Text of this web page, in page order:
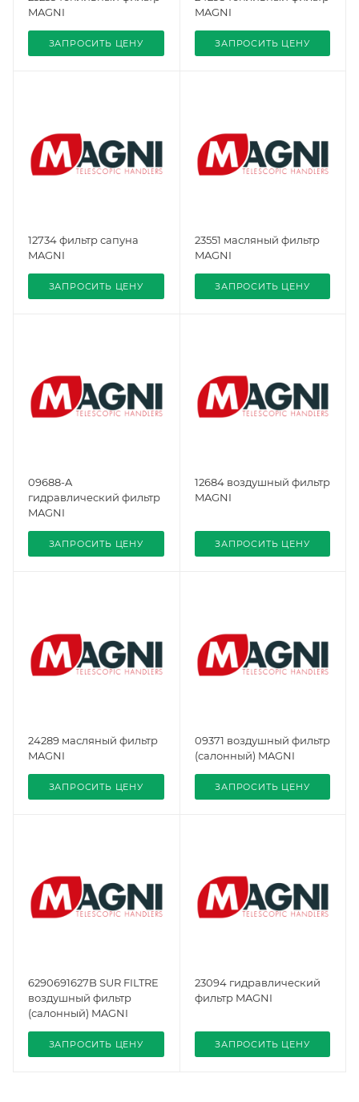
MAGNI
ЗАПРОСИТЬ ЦЕНУ
MAGNI
ЗАПРОСИТЬ ЦЕНУ
12734 фильтр сапуна
MAGNI
ЗАПРОСИТЬ ЦЕНУ
23551 масляный фильтр
MAGNI
ЗАПРОСИТЬ ЦЕНУ
09688-A
гидравлический фильтр
MAGNI
ЗАПРОСИТЬ ЦЕНУ
12684 воздушный фильтр
MAGNI
ЗАПРОСИТЬ ЦЕНУ
24289 масляный фильтр
MAGNI
ЗАПРОСИТЬ ЦЕНУ
09371 воздушный фильтр
(салонный) MAGNI
ЗАПРОСИТЬ ЦЕНУ
6290691627B SUR FILTRE
воздушный фильтр
(салонный) MAGNI
ЗАПРОСИТЬ ЦЕНУ
23094 гидравлический
фильтр MAGNI
ЗАПРОСИТЬ ЦЕНУ